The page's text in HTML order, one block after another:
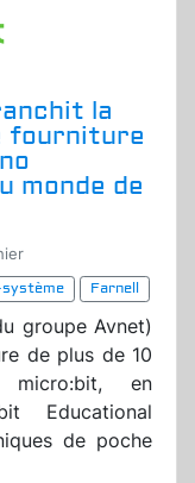
la
fourniture
monde de
système
Farnell
groupe Avnet)
de plus de 10
micro:bit, en
Educational
de poche